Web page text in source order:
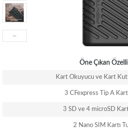
Öne Çıkan
Kart Okuyucu ve Kart
3 CFexpress Tip A
3 SD ve 4 microSD
2 Nano SIM Kartı